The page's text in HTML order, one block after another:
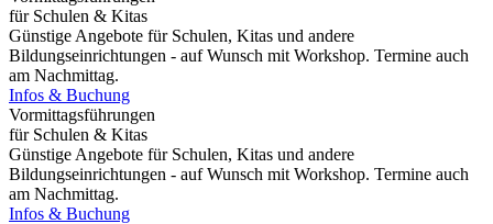
für Schulen & Kitas
Günstige Angebote für Schulen, Kitas und andere
Bildungseinrichtungen - auf Wunsch mit Workshop. Termine auch
am Nachmittag.
Infos & Buchung
Vormittagsführungen
für Schulen & Kitas
Günstige Angebote für Schulen, Kitas und andere
Bildungseinrichtungen - auf Wunsch mit Workshop. Termine auch
am Nachmittag.
Infos & Buchung